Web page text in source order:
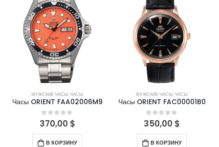
МУЖСКИЕ ЧАСЫ,ЧАСЫ
Часы ORIENT FAA02006M9
0out of 5
370,00 $
В КОРЗИНУ
МУЖСКИЕ ЧАСЫ,ЧАСЫ
Часы ORIENT FAC00001B0
0out of 5
350,00 $
В КОРЗИНУ